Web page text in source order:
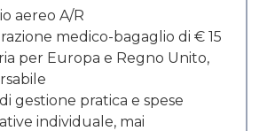
aereo A/R
medico-bagaglio di € 15
per Europa e Regno Unito,
gestione pratica e spese
individuale, mai